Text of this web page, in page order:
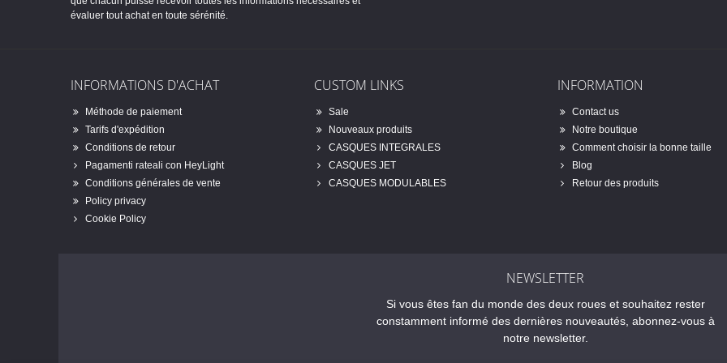
évaluer tout achat en toute sérénité.
INFORMATIONS D'ACHAT
Méthode de paiement
Tarifs d'expédition
Conditions de retour
Pagamenti rateali con HeyLight
Conditions générales de vente
Policy privacy
Cookie Policy
CUSTOM LINKS
Sale
Nouveaux produits
CASQUES INTEGRALES
CASQUES JET
CASQUES MODULABLES
INFORMATION
Contact us
Notre boutique
Comment choisir la bonne taille
Blog
Retour des produits
NEWSLETTER
Si vous êtes fan du monde des deux roues et souhaitez rester
constamment informé des dernières nouveautés, abonnez-vous à
notre newsletter.